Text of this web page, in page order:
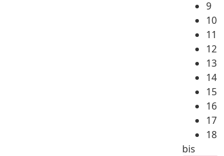
9
10
11
12
13
14
15
16
17
18
bis